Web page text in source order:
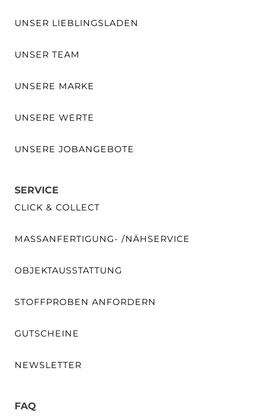
UNSER LIEBLINGSLADEN
UNSER TEAM
UNSERE MARKE
UNSERE WERTE
UNSERE JOBANGEBOTE
SERVICE
CLICK & COLLECT
MASSANFERTIGUNG- /NÄHSERVICE
OBJEKTAUSSTATTUNG
STOFFPROBEN ANFORDERN
GUTSCHEINE
NEWSLETTER
FAQ